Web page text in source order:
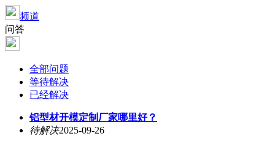
频道
问答
全部问题
等待解决
已经解决
铝型材开模定制厂家哪里好？
待解决2025-09-26